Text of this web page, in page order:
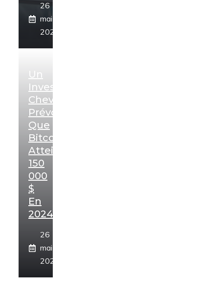
26
mai
2024
Un
Investisseur
Chevronné
Prévoit
Que
Bitcoin
Atteindra
150
000
$
En
2024
26
mai
2024